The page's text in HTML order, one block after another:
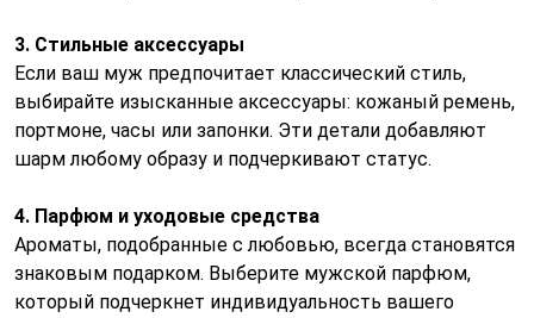
3. Стильные аксессуары
Если ваш муж предпочитает классический стиль,
выбирайте изысканные аксессуары: кожаный ремень,
портмоне, часы или запонки. Эти детали добавляют
шарм любому образу и подчеркивают статус.
4. Парфюм и уходовые средства
Ароматы, подобранные с любовью, всегда становятся
знаковым подарком. Выберите мужской парфюм,
который подчеркнет индивидуальность вашего